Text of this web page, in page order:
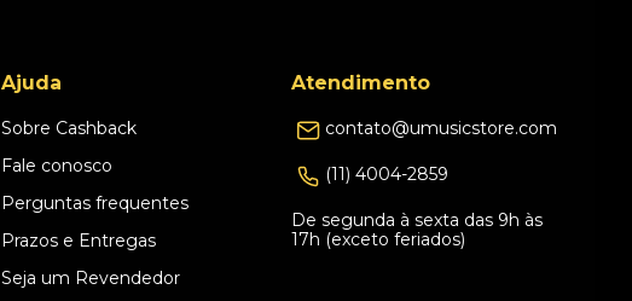
Ajuda
Sobre Cashback
Fale conosco
Perguntas frequentes
Prazos e Entregas
Seja um Revendedor
Atendimento
contato@umusicstore.com
(11) 4004-2859
De segunda à sexta das 9h às
17h (exceto feriados)